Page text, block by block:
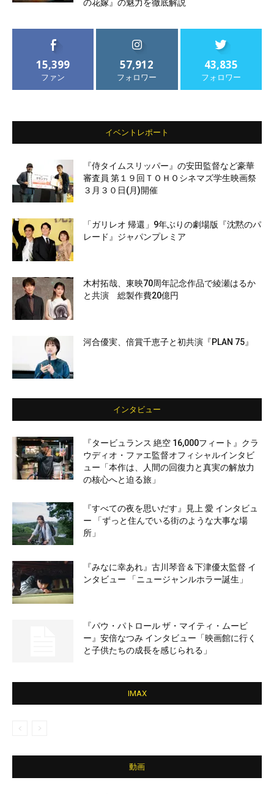
の花嫁』の魅力を徹底解説
15,399
ファン
57,912
フォロワー
43,835
フォロワー
イベントレポート
『侍タイムスリッパー』の安田監督など豪華
審査員 第１９回ＴＯＨＯシネマズ学生映画祭
３月３０日(月)開催
「ガリレオ 帰還」9年ぶりの劇場版『沈黙のパ
レード』ジャパンプレミア
木村拓哉、東映70周年記念作品で綾瀬はるか
と共演 総製作費20億円
河合優実、倍賞千恵子と初共演『PLAN 75』
インタビュー
『タービュランス 絶空 16,000フィート』クラ
ウディオ・ファエ監督オフィシャルインタビ
ュー「本作は、人間の回復力と真実の解放力
の核心へと迫る旅」
『すべての夜を思いだす』見上 愛 インタビュ
ー 「ずっと住んでいる街のような大事な場
所」
『みなに幸あれ』古川琴音＆下津優太監督 イ
ンタビュー 「ニュージャンルホラー誕生」
『パウ・パトロール ザ・マイティ・ムービ
ー』安倍なつみ インタビュー「映画館に行く
と子供たちの成長を感じられる」
IMAX
動画